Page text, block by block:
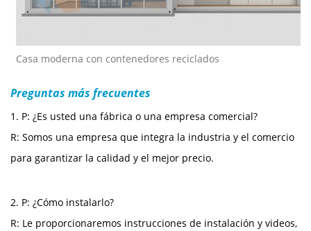
Casa moderna con contenedores reciclados
Preguntas más frecuentes
1. P: ¿Es usted una fábrica o una empresa comercial?
R: Somos una empresa que integra la industria y el comercio
para garantizar la calidad y el mejor precio.
2. P: ¿Cómo instalarlo?
R: Le proporcionaremos instrucciones de instalación y videos,